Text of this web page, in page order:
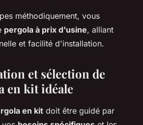
méthodiquement, vous
pergola à prix d'usine, alliant
et facilité d'installation.
et sélection de
en kit idéale
en kit doit être guidé par